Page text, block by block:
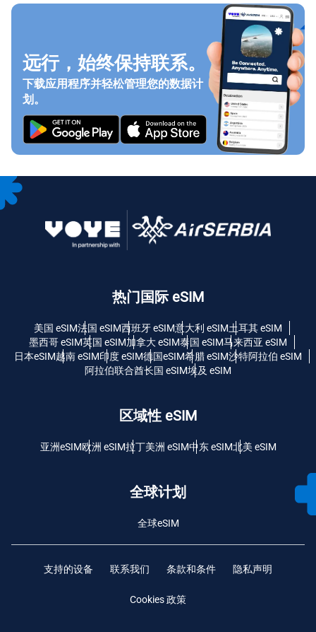
远行，始终保持联系。
下载应用程序并轻松管理您的数据计
划。
热门国际 eSIM
美国 eSIM法国 eSIM西班牙 eSIM意大利 eSIM土耳其 eSIM
墨西哥 eSIM英国 eSIM加拿大 eSIM泰国 eSIM马来西亚 eSIM
日本eSIM越南 eSIM印度 eSIM德国eSIM希腊 eSIM沙特阿拉伯 eSIM
阿拉伯联合酋长国 eSIM埃及 eSIM
区域性 eSIM
亚洲eSIM欧洲 eSIM拉丁美洲 eSIM中东 eSIM北美 eSIM
全球计划
全球eSIM
支持的设备 联系我们 条款和条件 隐私声明
Cookies 政策